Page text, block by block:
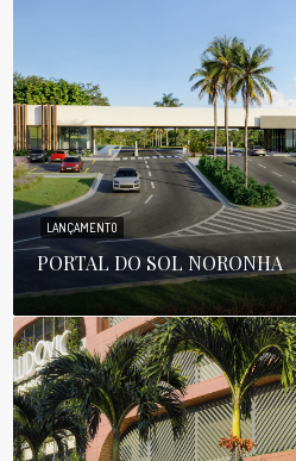
LANÇAMENTO
PORTAL DO SOL NORONHA